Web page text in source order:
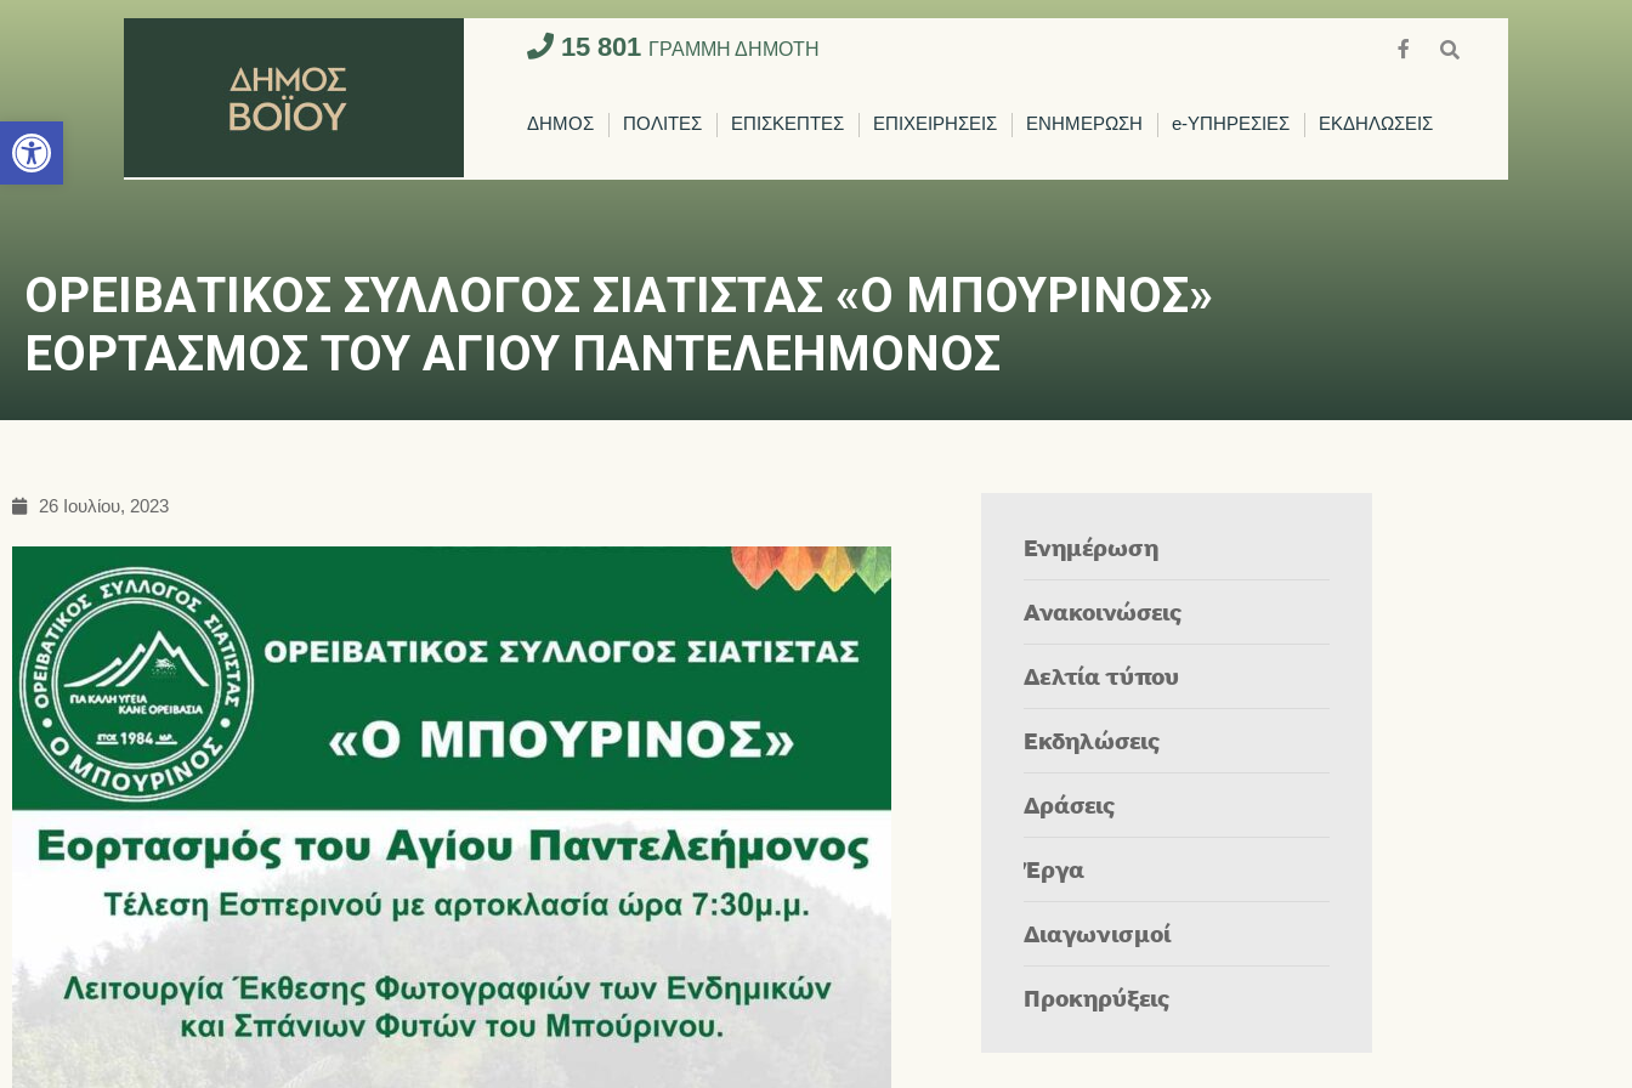
Ανοίξτε τη γραμμή εργαλείων
15 801 ΓΡΑΜΜΗ ΔΗΜΟΤΗ
ΔΗΜΟΣ ΠΟΛΙΤΕΣ ΕΠΙΣΚΕΠΤΕΣ ΕΠΙΧΕΙΡΗΣΕΙΣ ΕΝΗΜΕΡΩΣΗ e-ΥΠΗΡΕΣΙΕΣ ΕΚΔΗΛΩΣΕΙΣ
ΟΡΕΙΒΑΤΙΚΟΣ ΣΥΛΛΟΓΟΣ ΣΙΑΤΙΣΤΑΣ «Ο ΜΠΟΥΡΙΝΟΣ»
ΕΟΡΤΑΣΜΟΣ ΤΟΥ ΑΓΙΟΥ ΠΑΝΤΕΛΕΗΜΟΝΟΣ
26 Ιουλίου, 2023
Ενημέρωση
Ανακοινώσεις
Δελτία τύπου
Εκδηλώσεις
Δράσεις
Έργα
Διαγωνισμοί
Προκηρύξεις